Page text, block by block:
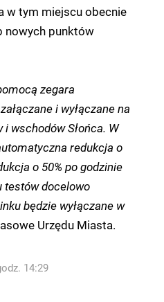
w tym miejscu obecnie
nowych punktów
zegara
i wyłączane na
wschodów Słońca. W
redukcja o
o 50% po godzinie
testów docelowo
będzie wyłączane w
Urzędu Miasta.
14:29